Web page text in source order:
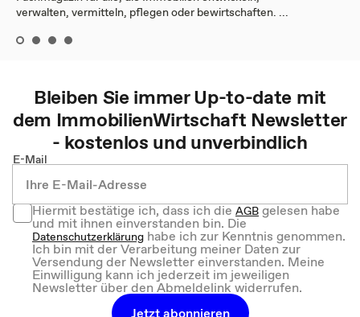
verwalten, vermitteln, pflegen oder bewirtschaften. ...
Bleiben Sie immer Up-to-date mit
dem ImmobilienWirtschaft Newsletter
- kostenlos und unverbindlich
E-Mail
Hiermit bestätige ich, dass ich dieAGBgelesen habe
und mit ihnen einverstanden bin. Die
Datenschutzerklärung habe ich zur Kenntnis genommen.
Ich bin mit der Verarbeitung meiner Daten zur
Versendung der Newsletter einverstanden. Meine
Einwilligung kann ich jederzeit im jeweiligen
Newsletter über den Abmeldelink widerrufen.
Jetzt abonnieren